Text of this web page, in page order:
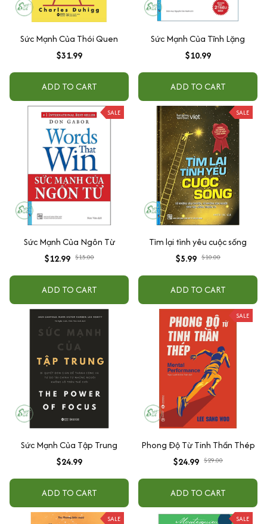
Sức Mạnh Của Thói Quen
$31.99
ADD TO CART
Sức Mạnh Của Tĩnh Lặng
$10.99
ADD TO CART
SALE
Sức Mạnh Của Ngôn Từ
$12.99 $15.00
ADD TO CART
SALE
Tìm lại tình yêu cuộc sống
$5.99 $10.00
ADD TO CART
Sức Mạnh Của Tập Trung
$24.99
ADD TO CART
SALE
Phong Độ Từ Tinh Thần Thép
$24.99 $29.00
ADD TO CART
SALE SALE